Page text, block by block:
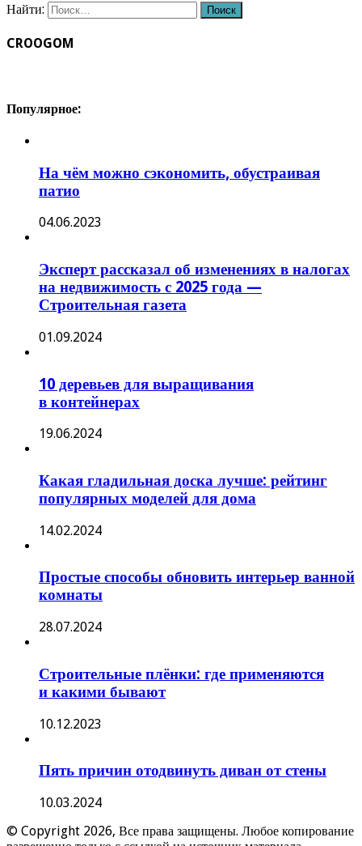
Найти:
CROOGOM
Популярное:
На чём можно сэкономить, обустраивая
патио
04.06.2023
Эксперт рассказал об изменениях в налогах
на недвижимость с 2025 года —
Строительная газета
01.09.2024
10 деревьев для выращивания
в контейнерах
19.06.2024
Какая гладильная доска лучше: рейтинг
популярных моделей для дома
14.02.2024
Простые способы обновить интерьер ванной
комнаты
28.07.2024
Строительные плёнки: где применяются
и какими бывают
10.12.2023
Пять причин отодвинуть диван от стены
10.03.2024
© Copyright 2026, Все права защищены. Любое копирование